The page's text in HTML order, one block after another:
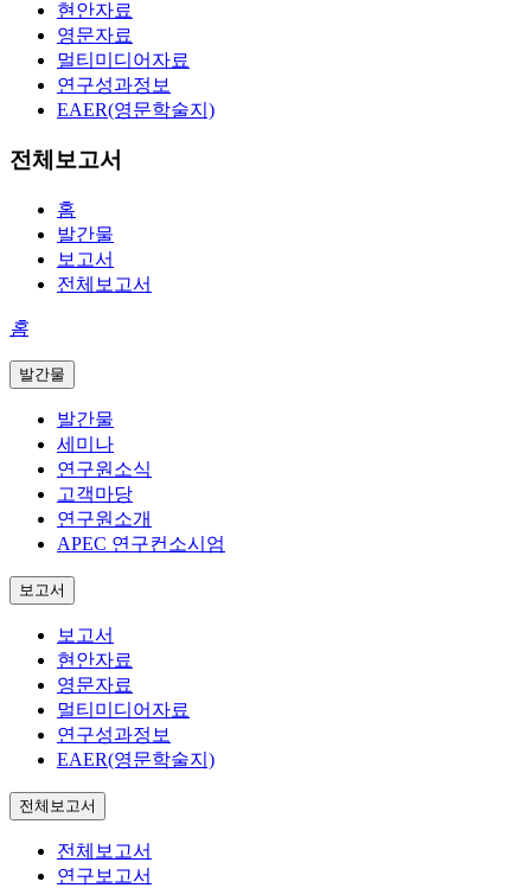
현안자료
영문자료
멀티미디어자료
연구성과정보
EAER(영문학술지)
전체보고서
홈
발간물
보고서
전체보고서
홈
발간물
발간물
세미나
연구원소식
고객마당
연구원소개
APEC 연구컨소시엄
보고서
보고서
현안자료
영문자료
멀티미디어자료
연구성과정보
EAER(영문학술지)
전체보고서
전체보고서
연구보고서